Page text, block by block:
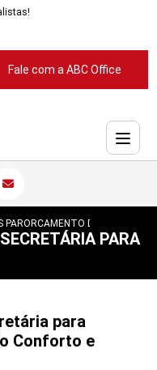
Fale com a ABC Office
PARA ESCRITORIO
ORCAMENTO DE CADEIRA
PARA
para
Conforto e